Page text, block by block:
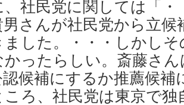
社民党に関しては「・
男さんが社民党から立候
ました。・・・しかし
かったらしい。斎藤さ
候補にするか推薦候補
ろ、社民党は東京で